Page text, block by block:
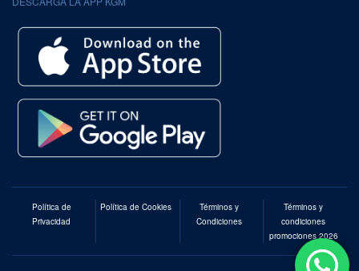
Política de
Privacidad
Política de Cookies
Términos y
Condiciones
Términos y
condiciones
promociones 2026